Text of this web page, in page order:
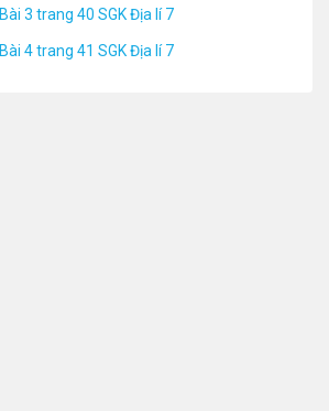
Bài 3 trang 40 SGK Địa lí 7
Bài 4 trang 41 SGK Địa lí 7